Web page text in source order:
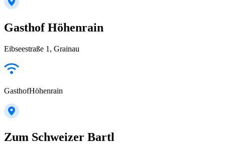
Gasthof Höhenrain
Eibseestraße 1, Grainau
GasthofHöhenrain
Zum Schweizer Bartl